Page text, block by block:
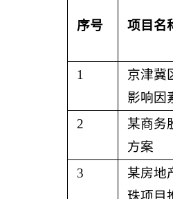
序号 项目名
1
京津冀
影响因
2
某商务
方案
3
某房地
珠项目